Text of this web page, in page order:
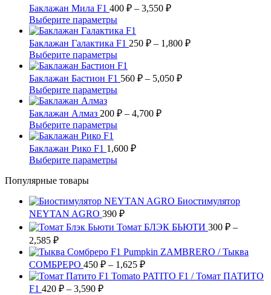
имеет
несколько
вариаций.
Опции
можно
выбрать
на
странице
товара.
Баклажан Мила F1 400 ₽ – 3,550 ₽Диапазон
–
Выберите параметрыЭтот
товар
имеет
несколько
вариаций.
Опции
можно
выбрать
странице
товара.
Баклажан Галактика F1 250 ₽ – 1,800 ₽Диапазон
Выберите параметрыЭтот
товар
имеет
несколько
вариаций.
Опции
можно
выбрать
странице
товара.
Баклажан Бастион F1 560 ₽ – 5,050 ₽Диапазон
Выберите параметрыЭтот
имеет
несколько
вариаций.
Опции
можно
выбрать
товара.
Баклажан Алмаз 200 ₽ – 4,700 ₽Диапазон
Выберите параметрыЭтот
имеет
несколько
вариаций.
выбрать
на
странице
товара.
Баклажан Рико F1 1,600 ₽
Выберите параметрыЭтот
вариаций.
Опции
можно
на
странице
товара.
Популярные товары
Биостимулятор
NEYTAN AGRO 390 ₽
Томат БЛЭК БЬЮТИ 300 ₽ –
2,585 ₽Диапазон
цен:
300 ₽
–
2,585 ₽
Pumpkin ZAMBRERO / Тыква
СОМБРЕРО 450 ₽ – 1,625 ₽Диапазон
цен:
Tomato PATITO F1 / Томат ПАТИТО
F1 420 ₽ – 3,590 ₽Диапазон